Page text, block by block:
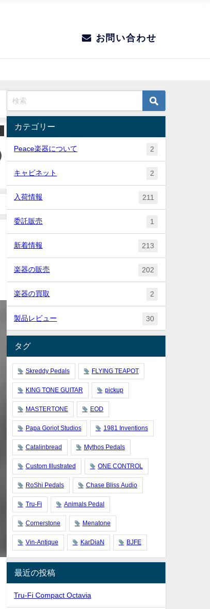
お問い合わせ
カテゴリー
Peace楽器について 2
キャビネット 2
入荷情報 211
委託販売 1
新着情報 213
楽器の販売 202
楽器の買取 2
製品レビュー 30
タグ
Skreddy Pedals FLYING TEAPOT
KING TONE GUITAR pickup
MASTERTONE EOD
Papa Goriot Studios 1981 Inventions
Catalinbread Mythos Pedals
Custom Illustrated ONE CONTROL
RoShi Pedals Chase Bliss Audio
Tru-Fi Animals Pedal
Cornerstone Menatone
Vin-Antique KarDiaN BJFE
最近の投稿
Tru-Fi Compact Octavia